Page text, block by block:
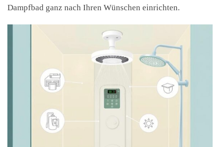
Dampfbad ganz nach Ihren Wünschen einrichten.